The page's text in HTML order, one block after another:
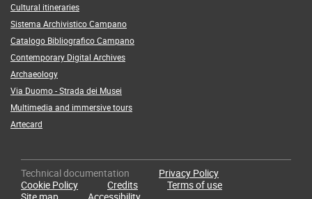
Cultural itineraries
Sistema Archivistico Campano
Catalogo Bibliografico Campano
Contemporary Digital Archives
Archaeology
Via Duomo - Strada dei Musei
Multimedia and immersive tours
Artecard
Technical documentation
Privacy Policy
Cookie Policy
Credits
Terms of use